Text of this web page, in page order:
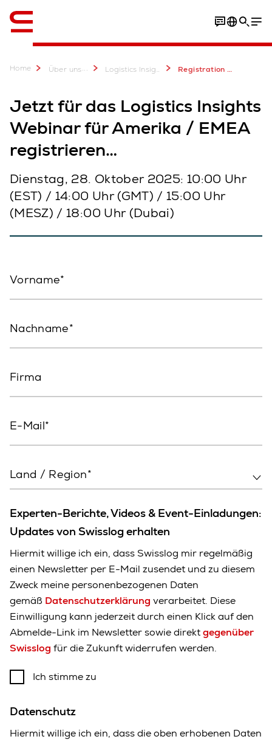
Home Über uns... Logistics Insights Webinar: AutoStore. Nur Schneller. Registration Americas EMEA
Jetzt für das Logistics Insights
Webinar für Amerika / EMEA
registrieren…
Dienstag, 28. Oktober 2025: 10:00 Uhr
(EST) / 14:00 Uhr (GMT) / 15:00 Uhr
(MESZ) / 18:00 Uhr (Dubai)
Vorname
Nachname
Firma
E-Mail
Land / Region*
Experten-Berichte, Videos & Event-Einladungen:
Updates von Swisslog erhalten
Hiermit willige ich ein, dass Swisslog mir regelmäßig
einen Newsletter per E-Mail zusendet und zu diesem
Zweck meine personenbezogenen Daten
gemäß Datenschutzerklärung verarbeitet. Diese
Einwilligung kann jederzeit durch einen Klick auf den
Abmelde-Link im Newsletter sowie direktgegenüber
Swisslog für die Zukunft widerrufen werden.
Ich stimme zu
Datenschutz
Hiermit willige ich ein, dass die oben erhobenen Daten